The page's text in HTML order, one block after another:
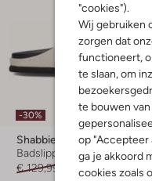
"cookies").
Wij gebruiken
zorgen dat
functioneert,
te slaan, om
te bouwen
op "Accepteer
ga je akkoord
cookies zoals
-30%
Shabbies
Badslippers
€ 129,99
€ 90,99